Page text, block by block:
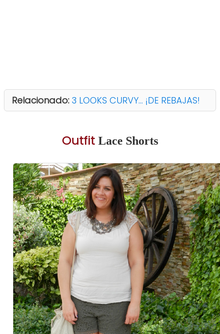
Relacionado: 3 LOOKS CURVY... ¡DE REBAJAS!
Outfit Lace Shorts